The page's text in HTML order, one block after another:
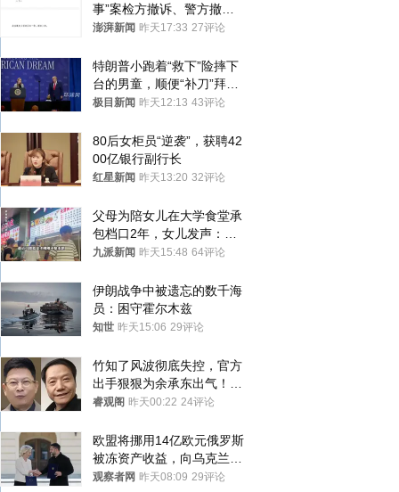
事”案检方撤诉、警方撤
案，两被告人获国赔
澎湃新闻 昨天17:33 27评论
特朗普小跑着“救下”险摔下
台的男童，顺便“补刀”拜
登：“我可不想他像拜登一
极目新闻 昨天12:13 43评论
80后女柜员“逆袭”，获聘42
00亿银行副行长
红星新闻 昨天13:20 32评论
父母为陪女儿在大学食堂承
包档口2年，女儿发声：初
衷是为了陪伴，毕业后将不
九派新闻 昨天15:48 64评论
伊朗战争中被遗忘的数千海
员：困守霍尔木兹
知世 昨天15:06 29评论
竹知了风波彻底失控，官方
出手狠狠为余承东出气！雷
军果然没说错
睿观阁 昨天00:22 24评论
欧盟将挪用14亿欧元俄罗斯
被冻资产收益，向乌克兰提
供援助
观察者网 昨天08:09 29评论